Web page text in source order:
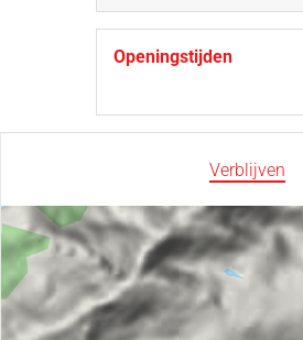
Openingstijden
Verblijven